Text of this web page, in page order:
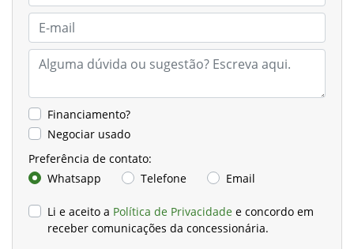
Financiamento?
Negociar usado
Preferência de contato:
Whatsapp
Telefone Email
Li e aceito a Política de Privacidade e concordo em
receber comunicações da concessionária.